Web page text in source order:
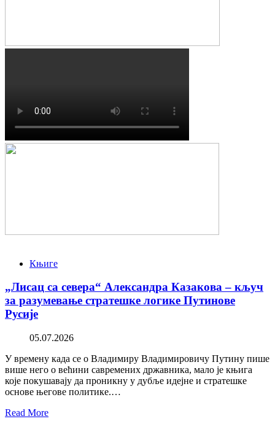
Књиге
„Лисац са севера“ Александра Казакова – кључ
за разумевање стратешке логике Путинове
Русије
05.07.2026
У времену када се о Владимиру Владимировичу Путину пише
више него о већини савремених државника, мало је књига
које покушавају да проникну у дубље идејне и стратешке
основе његове политике.…
Read More